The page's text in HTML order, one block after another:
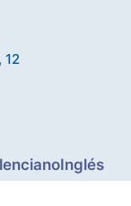
Inglés